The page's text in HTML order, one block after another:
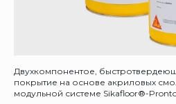
Двухкомпонентое,
покрытие на основе акриловых
модульной системе Sikafloor®-